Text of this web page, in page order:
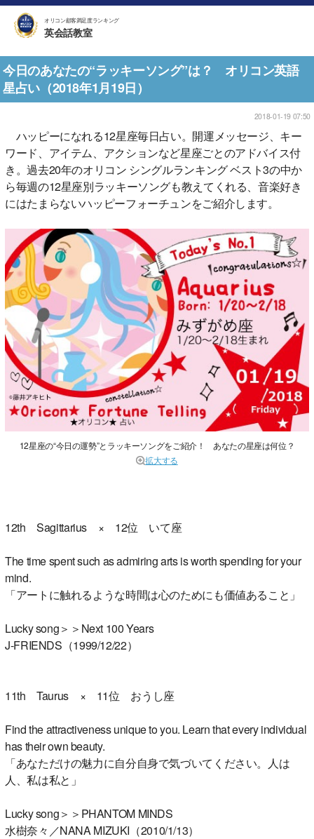
オリコン顧客満足度ランキング
英会話教室
今日のあなたの“ラッキーソング”は？ オリコン英語
星占い（2018年1月19日）
2018-01-19 07:50
ハッピーになれる12星座毎日占い。開運メッセージ、キー
ワード、アイテム、アクションなど星座ごとのアドバイス付
き。過去20年のオリコン シングルランキング ベスト3の中か
ら毎週の12星座別ラッキーソングも教えてくれる、音楽好き
にはたまらないハッピーフォーチュンをご紹介します。
12星座の“今日の運勢”とラッキーソングをご紹介！ あなたの星座は何位？
拡大する
12th Sagittarius × 12位 いて座
The time spent such as admiring arts is worth spending for your
mind.
「アートに触れるような時間は心のためにも価値あること」
Lucky song＞＞Next 100 Years
J-FRIENDS（1999/12/22）
11th Taurus × 11位 おうし座
Find the attractiveness unique to you. Learn that every individual
has their own beauty.
「あなただけの魅力に自分自身で気づいてください。人は
人、私は私と」
Lucky song＞＞PHANTOM MINDS
水樹奈々／NANA MIZUKI（2010/1/13）